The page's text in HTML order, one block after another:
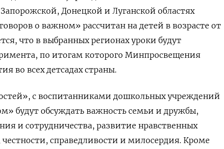
Донецкой и Луганской областях
о важном» рассчитан на детей в возрасте от
что в выбранных регионах уроки будут
по итогам которого Минпросвещения
во всех детсадах страны.
с воспитанниками дошкольных учреждений
будут обсуждать важность семьи и дружбы,
и сотрудничества, развитие нравственных
справедливости и милосердия. Кроме